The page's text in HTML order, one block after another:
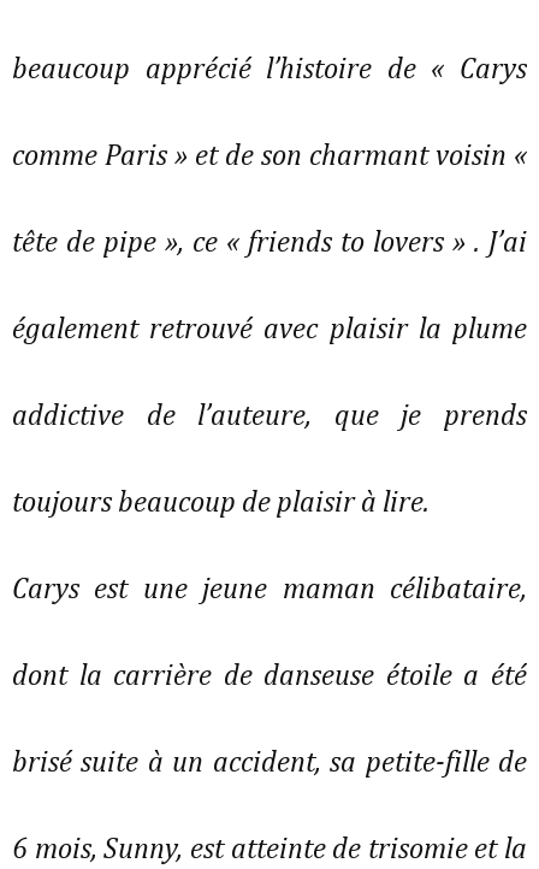
beaucoup apprécié l’histoire de « Carys
comme Paris » et de son charmant voisin «
tête de pipe », ce « friends to lovers » . J’ai
également retrouvé avec plaisir la plume
addictive de l’auteure, que je prends
toujours beaucoup de plaisir à lire.
Carys est une jeune maman célibataire,
dont la carrière de danseuse étoile a été
brisé suite à un accident, sa petite-fille de
6 mois, Sunny, est atteinte de trisomie et la